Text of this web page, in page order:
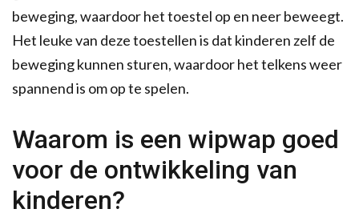
beweging, waardoor het toestel op en neer beweegt.
Het leuke van deze toestellen is dat kinderen zelf de
beweging kunnen sturen, waardoor het telkens weer
spannend is om op te spelen.
Waarom is een wipwap goed
voor de ontwikkeling van
kinderen?